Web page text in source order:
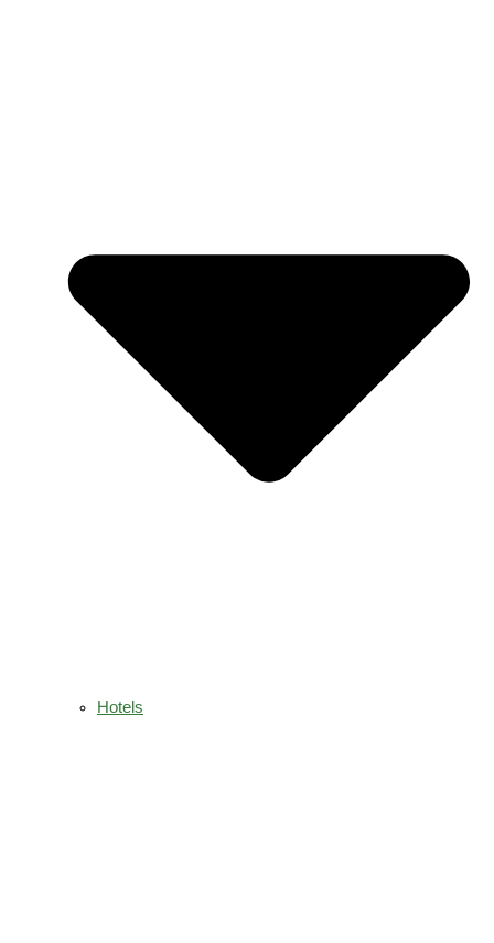
Hotels